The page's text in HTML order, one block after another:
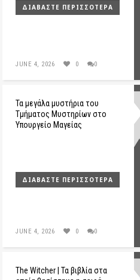
ΔΙΑΒΆΣΤΕ ΠΕΡΙΣΣΌΤΕΡΑ
JUNE 4, 2026 0 0
Τα μεγάλα μυστήρια του
Τμήματος Μυστηρίων στο
Υπουργείο Μαγείας
ΔΙΑΒΆΣΤΕ ΠΕΡΙΣΣΌΤΕΡΑ
JUNE 4, 2026 0 0
The Witcher | Τα βιβλία στα